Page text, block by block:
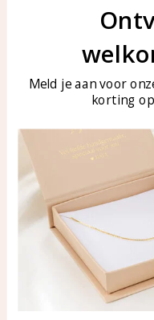
Customer service
Customer service
Care for your jewelry
Products
All products
New products
Meld je aan voor
korting